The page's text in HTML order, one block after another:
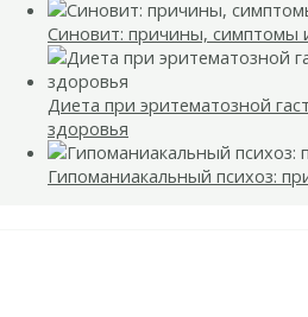
Синовит: причины, симптомы
Диета при эритематозной
здоровья
Гипоманиакальный психоз: